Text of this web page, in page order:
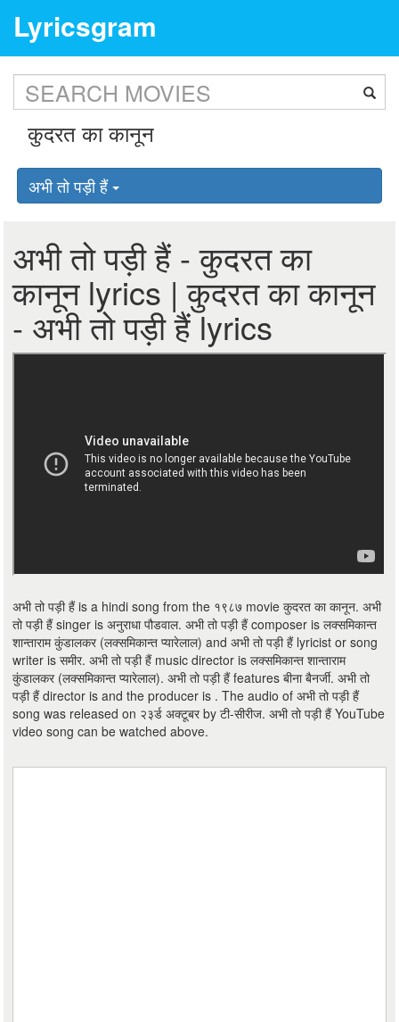
Lyricsgram
अभी तो पड़ी हैं
अभी तो पड़ी हैं - कुदरत का
कानून lyrics | कुदरत का कानून
- अभी तो पड़ी हैं lyrics
अभी तो पड़ी हैं is a hindi song from the १९८७ movie कुदरत का कानून. अभी
तो पड़ी हैं singer is अनुराधा पौडवाल. अभी तो पड़ी हैं composer is लक्समिकान्त
शान्ताराम कुंडालकर (लक्समिकान्त प्यारेलाल) and अभी तो पड़ी हैं lyricist or song
writer is समीर. अभी तो पड़ी हैं music director is लक्समिकान्त शान्ताराम
कुंडालकर (लक्समिकान्त प्यारेलाल). अभी तो पड़ी हैं features बीना बैनर्जी. अभी तो
पड़ी हैं director is and the producer is . The audio of अभी तो पड़ी हैं
song was released on २३र्ड अक्टूबर by टी-सीरीज. अभी तो पड़ी हैं YouTube
video song can be watched above.